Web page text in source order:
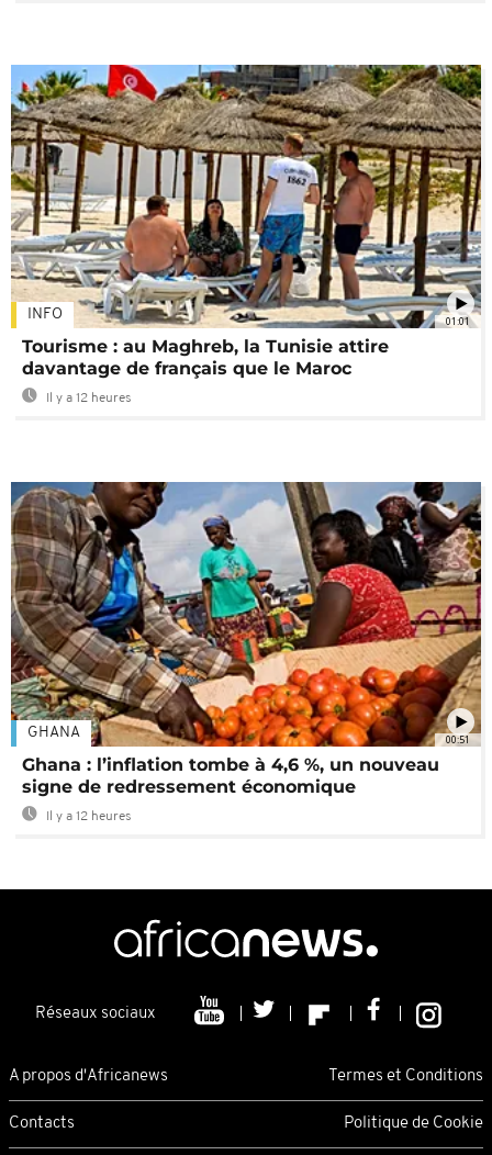
01:01
INFO
Tourisme : au Maghreb, la Tunisie attire
davantage de français que le Maroc
Il y a 12 heures
00:51
GHANA
Ghana : l’inflation tombe à 4,6 %, un nouveau
signe de redressement économique
Il y a 12 heures
Réseaux sociaux
A propos d'Africanews Termes et Conditions
Contacts Politique de Cookie